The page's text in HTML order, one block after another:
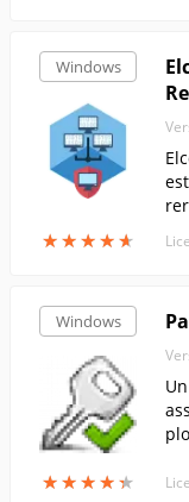
Windows
★★★★★
★★★★★
Windows
★★★★★
★★★★★